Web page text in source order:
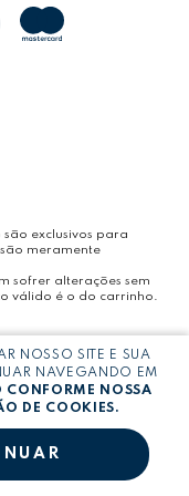
exclusivos para
meramente
sofrer alterações sem
válido é o do carrinho.
LTDA - CNPJ:
NOSSO SITE E SUA
NAVEGANDO EM
CONFORME NOSSA
DE COOKIES.